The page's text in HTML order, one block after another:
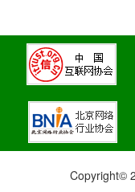
Copyright©